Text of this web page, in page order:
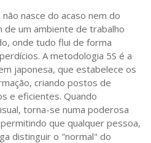
nasce do acaso nem do
de um ambiente de trabalho
onde tudo flui de forma
A metodologia 5S é a
japonesa, que estabelece os
criando postos de
e eficientes. Quando
torna-se numa poderosa
que qualquer pessoa,
distinguir o "normal" do